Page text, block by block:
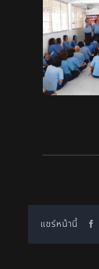
แชร์หน้านี้